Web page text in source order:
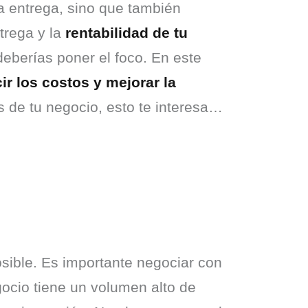
entrega, sino que también
y la rentabilidad de tu
poner el foco. En este
los costos y mejorar la
de tu negocio, esto te interesa…
Es importante negociar con
tiene un volumen alto de